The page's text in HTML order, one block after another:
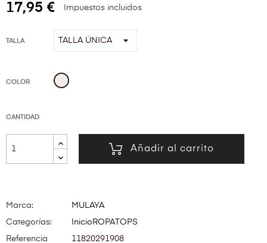
17,95 € Impuestos incluidos
TALLA
COLOR Beige
CANTIDAD
Añadir al carrito
Marca:
MULAYA
Categorías:
Inicio ROPATOPS
Referencia
11820291908